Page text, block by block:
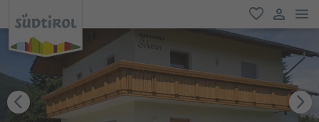
favorit
user link